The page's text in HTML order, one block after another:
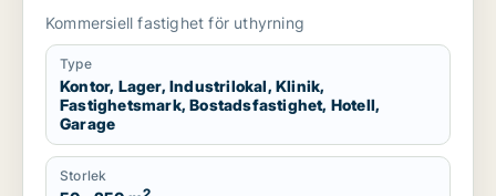
hotell eller garage till salu i Stockholms
Kommersiell fastighet för uthyrning
Type
Kontor, Lager, Industrilokal, Klinik,
Fastighetsmark, Bostadsfastighet, Hotell,
Garage
Storlek